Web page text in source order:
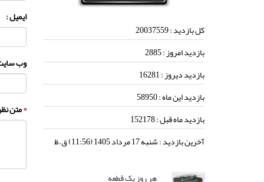
کل بازدید :20037559
بازدید امروز :2885
بازدید دیروز :16281
بازدید این ماه :58950
بازدید ماه قبل :152178
آخرین بازدید :شنبه 17 مرداد 1405 (11:56) ق.ظ
هر روز یک قطعه
ایمیل :
وب
*متن